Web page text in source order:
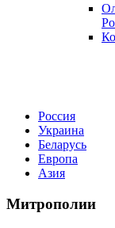
Россия
Украина
Беларусь
Европа
Азия
Митрополии